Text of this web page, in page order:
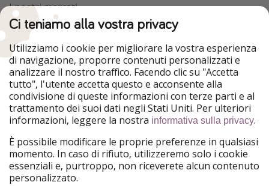
I nostri mercati
HolidayPirates
VakantiePiraten
WakacyjniPiraci
Ferienpiraten
Urlaubspiraten
Urlaubspiraten
ViajerosPiratas
TravelPirates
Il nostro gruppo
HolidayPirates Group
Conoscici meglio
Chi siamo
Lavora con noi
Informazioni legali
Termini d' Uso
Ci teniamo alla vostra privacy
Utilizziamo i cookie per migliorare la vostra esperienza
di navigazione, proporre contenuti personalizzati e
analizzare il nostro traffico. Facendo clic su "Accetta
tutto", l'utente accetta questo e acconsente alla
condivisione di queste informazioni con terze parti e al
trattamento dei suoi dati negli Stati Uniti. Per ulteriori
informazioni, leggere la nostra informativa sulla privacy.
È possibile modificare le proprie preferenze in qualsiasi
momento. In caso di rifiuto, utilizzeremo solo i cookie
essenziali e, purtroppo, non riceverete alcun contenuto
personalizzato.